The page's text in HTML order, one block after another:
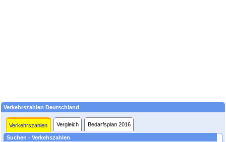
Verkehrszahlen Deutschland
Verkehrszahlen Vergleich Bedarfsplan 2016
Suchen - Verkehszahlen